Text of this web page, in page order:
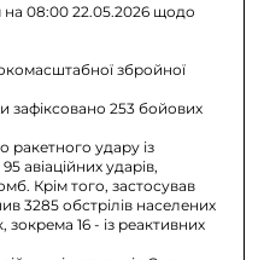
на 08:00 22.05.2026 щодо
збройної
зафіксовано 253 бойових
ракетного удару із
авіаційних ударів,
Крім того, застосував
3285 обстрілів населених
зокрема 16 - із реактивних